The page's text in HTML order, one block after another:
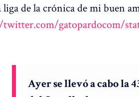
de la crónica de mi buen
gatopardocom/
Ayer se llevó a cabo la